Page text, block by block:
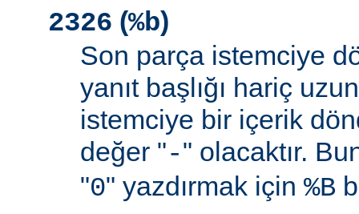
2326 (%b)
Son parça istemciye
yanıt başlığı hariç
istemciye bir içerik
değer "-" olacaktır.
"0" yazdırmak için %B